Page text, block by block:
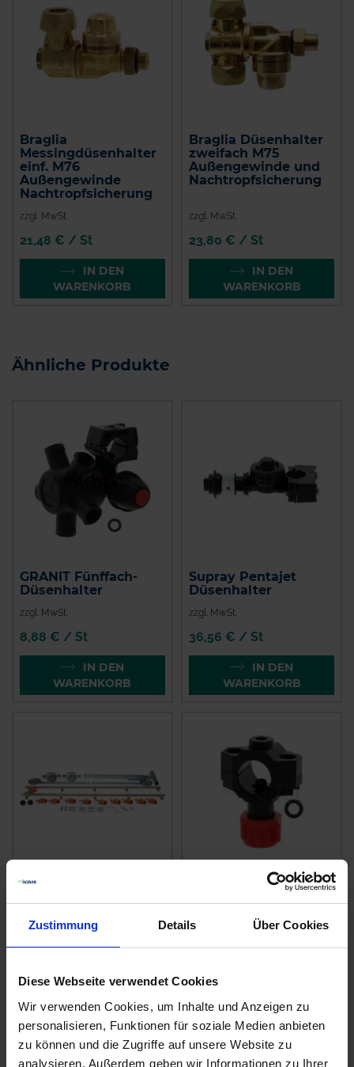
Zustimmung Details Über Cookies
Diese Webseite verwendet Cookies
Wir verwenden Cookies, um Inhalte und Anzeigen zu
personalisieren, Funktionen für soziale Medien anbieten
zu können und die Zugriffe auf unsere Website zu
analysieren. Außerdem geben wir Informationen zu Ihrer
Braglia
Messingdüsenhalter
einf. M76
Außengewinde
Nachtropfsicherung
zzgl. MwSt.
21,48 € / St
IN DEN
WARENKORB
Braglia Düsenhalter
zweifach M75
Außengewinde und
Nachtropfsicherung
zzgl. MwSt.
23,80 € / St
IN DEN
WARENKORB
Ähnliche Produkte
GRANIT Fünffach-
Düsenhalter
zzgl. MwSt.
8,88 € / St
IN DEN
WARENKORB
Supray Pentajet
Düsenhalter
zzgl. MwSt.
36,56 € / St
IN DEN
WARENKORB
zzgl. MwSt.
429,72 € / St
IN DEN
ARAG Einfach-
Düsenhalter 400040
zzgl. MwSt.
1,95 € / St
Anmelden für Ihren persönlichen Preis